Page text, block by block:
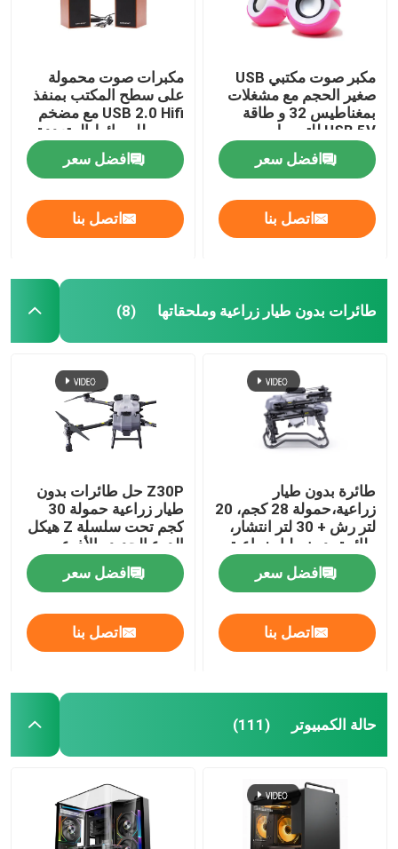
مكبر صوت مكتبي USB
صغير الحجم مع مشغلات
بمغناطيس 32 و طاقة
USB 5V للتوصيل
والتشغيل باللون الأزرق
والورديافضل سعر
اتصل بنا
مكبرات صوت محمولة
على سطح المكتب بمنفذ
USB 2.0 Hifi مع مضخم
صوت للوسائط المتعددة
افضل سعر
اتصل بنا
طائرات بدون طيار زراعية وملحقاتها (8)
طائرة بدون طيار
زراعية،حمولة 28 كجم، 20
لتر رش + 30 لتر انتشار،
طائرة بدون طيار زراعية
مزدوجة الوضع
افضل سعر
اتصل بنا
Z30P حل طائرات بدون
طيار زراعية حمولة 30
كجم تحت سلسلة Z هيكل
الدرع الجديد والأذرع
المطوية على شكل Z
افضل سعر
اتصل بنا
حالة الكمبيوتر (111)